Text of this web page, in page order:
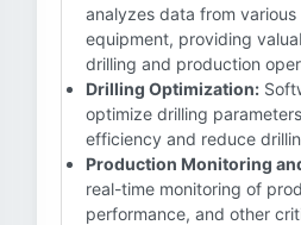
analyzes data from various
equipment, providing
drilling and production
Drilling Optimization:
optimize drilling
efficiency and reduce
Production Monitoring
real-time monitoring of
performance, and other